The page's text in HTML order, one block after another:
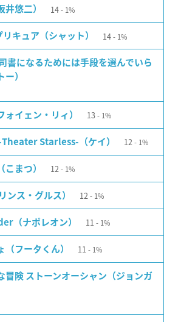
井悠二） 14 1%
キュア（シャット） 14 1%
書になるためには手段を選んでいら
ー）
ォイェン・リィ） 13 1%
Theater Starless-（ケイ） 12 1%
こまつ） 12 1%
ンス・グルス） 12 1%
（ナポレオン） 11 1%
（フータくん） 11 1%
冒険 ストーンオーシャン（ジョンガ